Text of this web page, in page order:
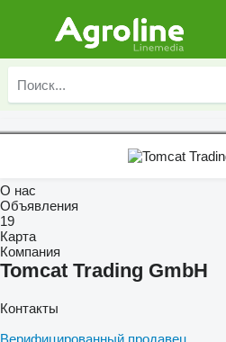
О нас
Объявления
19
Карта
Компания
Tomcat Trading GmbH
Контакты
Верифицированный продавец